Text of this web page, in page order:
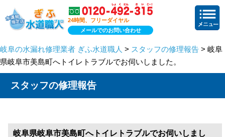
24時間、フリーダイヤル
メールでのお問い合わせ
岐阜の水漏れ修理業者 ぎふ水道職人 > スタッフの修理報告 > 岐阜
県岐阜市美島町へトイレトラブルでお伺いしました。
スタッフの修理報告
岐阜県岐阜市美島町へトイレトラブルでお伺いしまし